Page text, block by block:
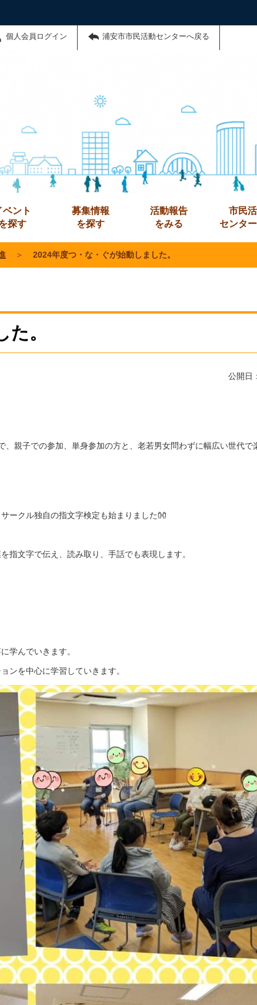
個人会員ログイン 浦安市市民活動センターへ戻る
ベント
探す
募集情報
を探す
活動報告
をみる
市民
センタ
＞ 2024年度つ・な・ぐが始動しました。
。
公開日
親子での参加、単身参加の方と、老若男女問わずに幅広い世代
ークル独自の指文字検定も始まりました👐
指文字で伝え、読み取り、手話でも表現します。
学んでいきます。
ンを中心に学習していきます。